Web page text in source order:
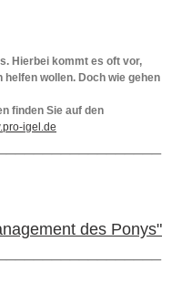
Hierbei kommt es oft vor,
helfen wollen. Doch wie gehen
finden Sie auf den
igel.de
des Ponys"